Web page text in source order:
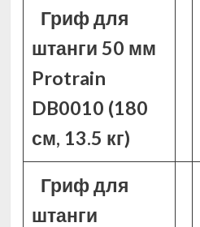
Гриф для
штанги 50 мм
Protrain
DB0010 (180
см, 13.5 кг)
Гриф для
штанги